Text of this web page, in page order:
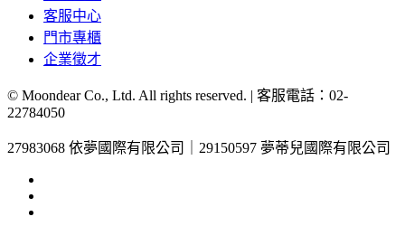
客服中心
門市專櫃
企業徵才
© Moondear Co., Ltd. All rights reserved. | 客服電話： 02-
22784050
27983068 依夢國際有限公司｜29150597 夢蒂兒國際有限公司